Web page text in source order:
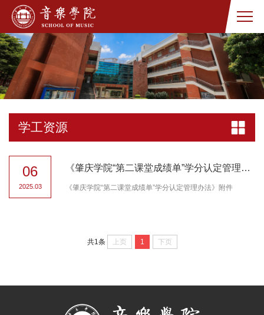
学工资源
06
2025.03
《肇庆学院“第二课堂成绩单”学分认定管理办法》附件
《肇庆学院“第二课堂成绩单”学分认定管理办法》附件
共1条 上页 1 下页